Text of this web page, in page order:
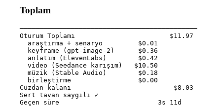
Toplam
─────────────────────────────────────────────
Oturum Toplamı                        $11.97
  araştırma + senaryo         $0.01
  keyframe (gpt-image-2)      $0.36
  anlatım (ElevenLabs)        $0.42
  video (Seedance karışım)   $10.50
  müzik (Stable Audio)        $0.18
  birleştirme                 $0.00
Cüzdan kalanı                          $8.03
Sert tavan saygılı ✓
Geçen süre                         3s 11d